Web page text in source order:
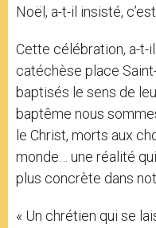
Noël, a-t-il insisté,
Cette célébration, a-t-
catéchèse place
baptisés le sens de
baptême nous
le Christ, morts aux
monde… une réalité
plus concrète dans
« Un chrétien qui se